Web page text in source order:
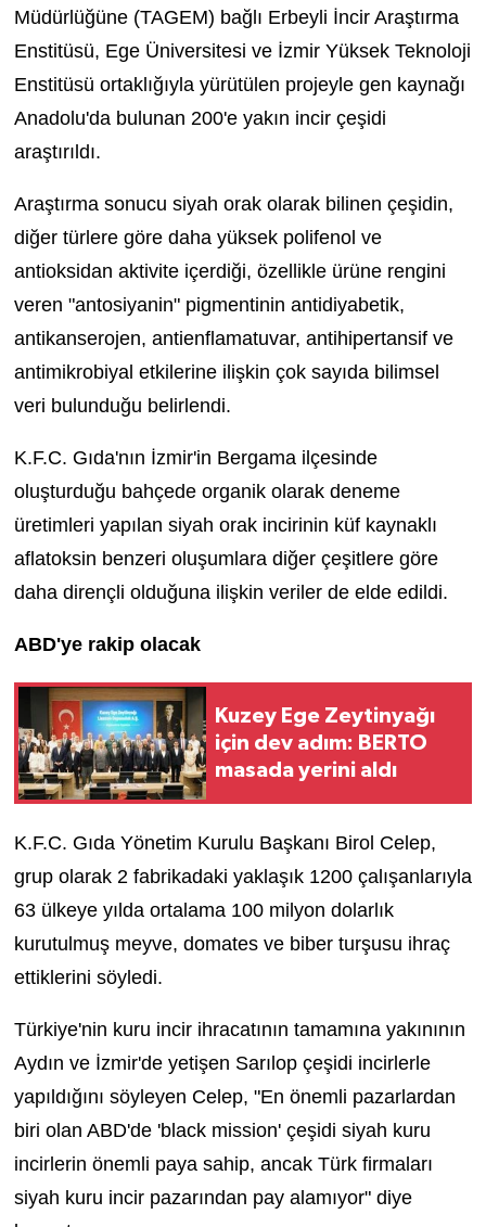
Müdürlüğüne (TAGEM) bağlı Erbeyli İncir Araştırma
Enstitüsü, Ege Üniversitesi ve İzmir Yüksek Teknoloji
Enstitüsü ortaklığıyla yürütülen projeyle gen kaynağı
Anadolu'da bulunan 200'e yakın incir çeşidi
araştırıldı.
Araştırma sonucu siyah orak olarak bilinen çeşidin,
diğer türlere göre daha yüksek polifenol ve
antioksidan aktivite içerdiği, özellikle ürüne rengini
veren "antosiyanin" pigmentinin antidiyabetik,
antikanserojen, antienflamatuvar, antihipertansif ve
antimikrobiyal etkilerine ilişkin çok sayıda bilimsel
veri bulunduğu belirlendi.
K.F.C. Gıda'nın İzmir'in Bergama ilçesinde
oluşturduğu bahçede organik olarak deneme
üretimleri yapılan siyah orak incirinin küf kaynaklı
aflatoksin benzeri oluşumlara diğer çeşitlere göre
daha dirençli olduğuna ilişkin veriler de elde edildi.
ABD'ye rakip olacak
Kuzey Ege Zeytinyağı
için dev adım: BERTO
masada yerini aldı
K.F.C. Gıda Yönetim Kurulu Başkanı Birol Celep,
grup olarak 2 fabrikadaki yaklaşık 1200 çalışanlarıyla
63 ülkeye yılda ortalama 100 milyon dolarlık
kurutulmuş meyve, domates ve biber turşusu ihraç
ettiklerini söyledi.
Türkiye'nin kuru incir ihracatının tamamına yakınının
Aydın ve İzmir'de yetişen Sarılop çeşidi incirlerle
yapıldığını söyleyen Celep, "En önemli pazarlardan
biri olan ABD'de 'black mission' çeşidi siyah kuru
incirlerin önemli paya sahip, ancak Türk firmaları
siyah kuru incir pazarından pay alamıyor" diye